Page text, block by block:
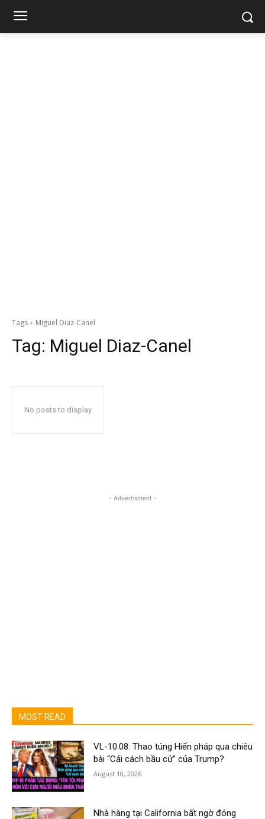
Tags Miguel Diaz-Canel
Tag: Miguel Diaz-Canel
No posts to display
- Advertisment -
MOST READ
VL-10.08: Thao túng Hiến pháp qua chiêu
bài “Cải cách bầu cử” của Trump?
August 10, 2026
Nhà hàng tại California bất ngờ đóng